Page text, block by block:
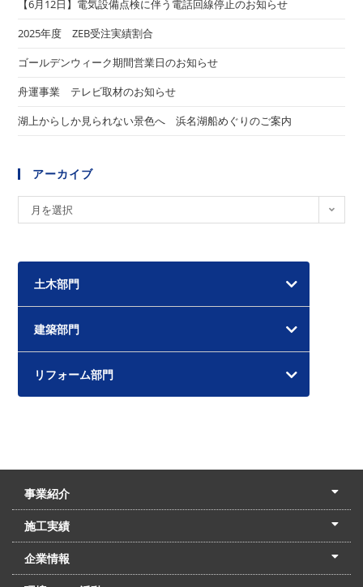
【6月12日】電気設備点検に伴う電話回線停止のお知らせ
2025年度 ZEB受注実績割合
ゴールデンウィーク期間営業日のお知らせ
舟運事業 テレビ取材のお知らせ
湖上からしか見られない景色へ 浜名湖船めぐりのご案内
アーカイブ
ー
イ
月を選択
土木部門
建築部門
リフォーム部門
事業紹介
土木本部
建築本部
PPP・PFI
リフォーム・リノベーション
中村建設の家
施工実績
土木部門
建築部門
リフォーム部門
住宅部門
名古屋支店
東京支店
企業情報